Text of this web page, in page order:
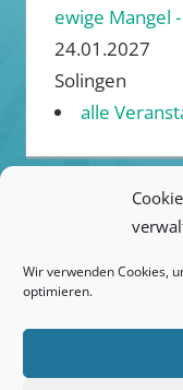
Wir verwenden Cookies,
optimieren.
ewige Mangel
24.01.2027
Solingen
alle